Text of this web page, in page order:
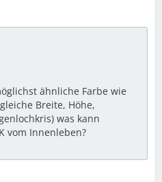
ähnliche Farbe wie
Breite, Höhe,
was kann
vom Innenleben?